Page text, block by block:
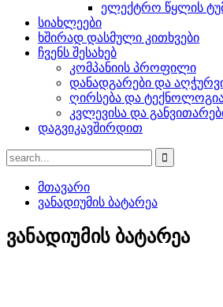
ელექტრო წყლის
სიახლეები
ხშირად დასმული კითხვები
ჩვენს შესახებ
კომპანიის პროფილი
დანადგარები და
ღირსება და
კვლევისა და
დაგვიკავშირდით
მთავარი
ვანადიუმის ბატარეა
ვანადიუმის ბატარეა